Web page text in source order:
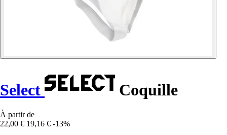
Select Coquille
À partir de
22,00 € 19,16 € -13%